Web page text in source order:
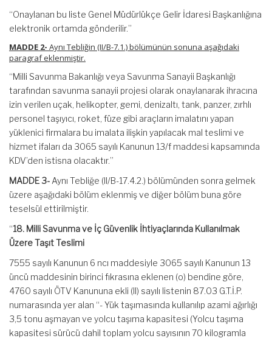
“Onaylanan bu liste Genel Müdürlükçe Gelir İdaresi Başkanlığına
elektronik ortamda gönderilir.”
MADDE 2- Aynı Tebliğin (II/B-7.1.) bölümünün sonuna aşağıdaki
paragraf eklenmiştir.
“Milli Savunma Bakanlığı veya Savunma Sanayii Başkanlığı
tarafından savunma sanayii projesi olarak onaylanarak ihracına
izin verilen uçak, helikopter, gemi, denizaltı, tank, panzer, zırhlı
personel taşıyıcı, roket, füze gibi araçların imalatını yapan
yüklenici firmalara bu imalata ilişkin yapılacak mal teslimi ve
hizmet ifaları da 3065 sayılı Kanunun 13/f maddesi kapsamında
KDV’den istisna olacaktır.”
MADDE 3- Aynı Tebliğe (II/B-17.4.2.) bölümünden sonra gelmek
üzere aşağıdaki bölüm eklenmiş ve diğer bölüm buna göre
teselsül ettirilmiştir.
“18. Milli Savunma ve İç Güvenlik İhtiyaçlarında Kullanılmak
Üzere Taşıt Teslimi
7555 sayılı Kanunun 6 ncı maddesiyle 3065 sayılı Kanunun 13
üncü maddesinin birinci fıkrasına eklenen (o) bendine göre,
4760 sayılı ÖTV Kanununa ekli (II) sayılı listenin 87.03 G.T.İ.P.
numarasında yer alan “- Yük taşımasında kullanılıp azami ağırlığı
3,5 tonu aşmayan ve yolcu taşıma kapasitesi (Yolcu taşıma
kapasitesi sürücü dahil toplam yolcu sayısının 70 kilogramla